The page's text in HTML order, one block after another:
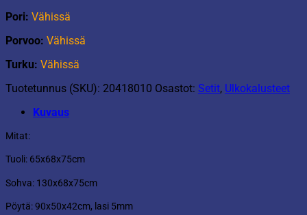
Pori: Vähissä
Porvoo: Vähissä
Turku: Vähissä
Tuotetunnus (SKU): 20418010 Osastot: Setit, Ulkokalusteet
Kuvaus
Mitat:
Tuoli: 65x68x75cm
Sohva: 130x68x75cm
Pöytä: 90x50x42cm, lasi 5mm